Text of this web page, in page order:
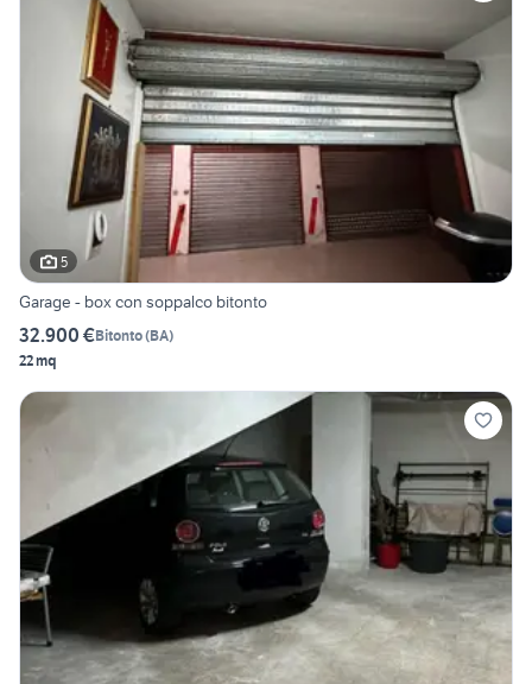
5
Garage - box con soppalco bitonto
32.900 €Bitonto(BA)
22 mq